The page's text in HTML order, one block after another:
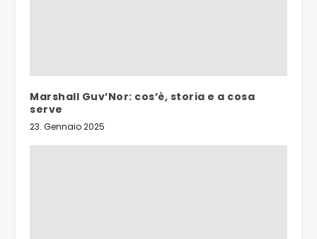
Marshall Guv’Nor: cos’è, storia e a cosa
serve
23. Gennaio 2025